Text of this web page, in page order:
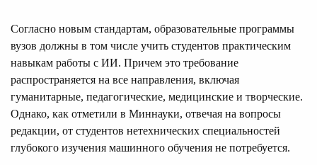
Согласно новым стандартам, образовательные программы
вузов должны в том числе учить студентов практическим
навыкам работы с ИИ. Причем это требование
распространяется на все направления, включая
гуманитарные, педагогические, медицинские и творческие.
Однако, как отметили в Миннауки, отвечая на вопросы
редакции, от студентов нетехнических специальностей
глубокого изучения машинного обучения не потребуется.